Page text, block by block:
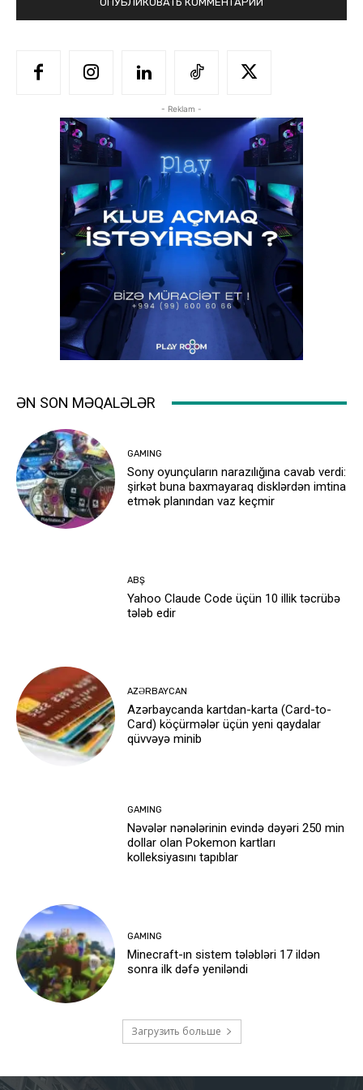
- Reklam -
ƏN SON MƏQALƏLƏR
GAMING
Sony oyunçuların narazılığına cavab verdi:
şirkət buna baxmayaraq disklərdən imtina
etmək planından vaz keçmir
ABŞ
Yahoo Claude Code üçün 10 illik təcrübə
tələb edir
AZƏRBAYCAN
Azərbaycanda kartdan-karta (Card-to-
Card) köçürmələr üçün yeni qaydalar
qüvvəyə minib
GAMING
Nəvələr nənələrinin evində dəyəri 250 min
dollar olan Pokemon kartları
kolleksiyasını tapıblar
GAMING
Minecraft-ın sistem tələbləri 17 ildən
sonra ilk dəfə yeniləndi
Загрузить больше